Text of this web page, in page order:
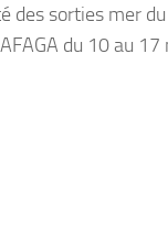
des sorties mer
du 10 au